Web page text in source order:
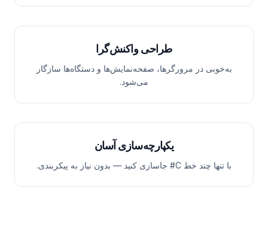
طراحی واکنش‌گرا
به‌خوبی در مرورگرها، صفحه‌نمایش‌ها و دستگاه‌ها سازگار
می‌شود.
یکپارچه‌سازی آسان
با تنها چند خط C# جاسازی کنید — بدون نیاز به پیکربندی.